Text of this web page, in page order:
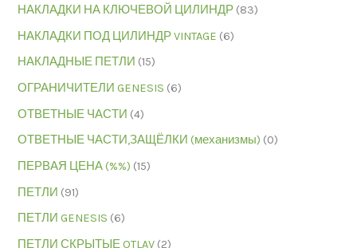
НАКЛАДКИ НА КЛЮЧЕВОЙ ЦИЛИНДР (83)
НАКЛАДКИ ПОД ЦИЛИНДР VINTAGE (6)
НАКЛАДНЫЕ ПЕТЛИ (15)
ОГРАНИЧИТЕЛИ GENESIS (6)
ОТВЕТНЫЕ ЧАСТИ (4)
ОТВЕТНЫЕ ЧАСТИ,ЗАЩЁЛКИ (механизмы) (0)
ПЕРВАЯ ЦЕНА (%%) (15)
ПЕТЛИ (91)
ПЕТЛИ GENESIS (6)
ПЕТЛИ СКРЫТЫЕ OTLAV (2)